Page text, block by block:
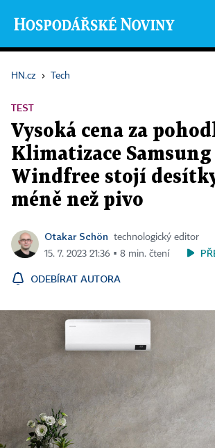
HN.cz › Tech
TEST
Vysoká cena za
Klimatizace Samsung
Windfree stojí
méně než pivo
Otakar Schön
technologický editor
15. 7. 2023 21:36 ▪ 8 min. čtení
ODEBÍRAT AUTORA